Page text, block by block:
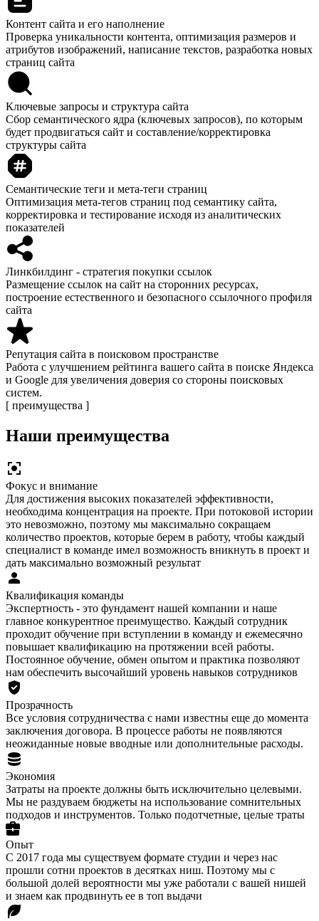
Контент сайта и его наполнение
Проверка уникальности контента, оптимизация размеров и
атрибутов изображений, написание текстов, разработка новых
страниц сайта
Ключевые запросы и структура сайта
Сбор семантического ядра (ключевых запросов), по которым
будет продвигаться сайт и составление/корректировка
структуры сайта
Семантические теги и мета-теги страниц
Оптимизация мета-тегов страниц под семантику сайта,
корректировка и тестирование исходя из аналитических
показателей
Линкбилдинг - стратегия покупки ссылок
Размещение ссылок на сайт на сторонних ресурсах,
построение естественного и безопасного ссылочного профиля
сайта
Репутация сайта в поисковом пространстве
Работа с улучшением рейтинга вашего сайта в поиске Яндекса
и Google для увеличения доверия со стороны поисковых
систем.
[ преимущества ]
Наши преимущества
Фокус и внимание
Для достижения высоких показателей эффективности,
необходима концентрация на проекте. При потоковой истории
это невозможно, поэтому мы максимально сокращаем
количество проектов, которые берем в работу, чтобы каждый
специалист в команде имел возможность вникнуть в проект и
дать максимально возможный результат
Квалификация команды
Экспертность - это фундамент нашей компании и наше
главное конкурентное преимущество. Каждый сотрудник
проходит обучение при вступлении в команду и ежемесячно
повышает квалификацию на протяжении всей работы.
Постоянное обучение, обмен опытом и практика позволяют
нам обеспечить высочайший уровень навыков сотрудников
Прозрачность
Все условия сотрудничества с нами известны еще до момента
заключения договора. В процессе работы не появляются
неожиданные новые вводные или дополнительные расходы.
Экономия
Затраты на проекте должны быть исключительно целевыми.
Мы не раздуваем бюджеты на использование сомнительных
подходов и инструментов. Только подотчетные, целые траты
Опыт
С 2017 года мы существуем формате студии и через нас
прошли сотни проектов в десятках ниш. Поэтому мы с
большой долей вероятности мы уже работали с вашей нишей
и знаем как продвинуть ее в топ выдачи